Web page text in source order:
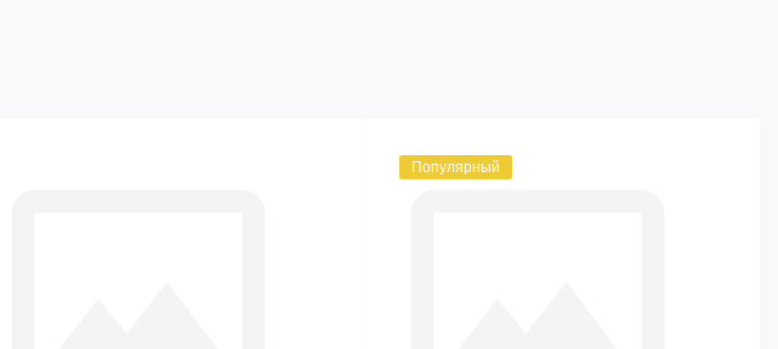
Популярный